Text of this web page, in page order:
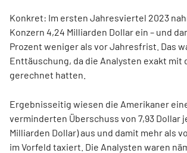
Konkret: Im ersten Jahresviertel 2023
Konzern 4,24 Milliarden Dollar ein – und
Prozent weniger als vor Jahresfrist. Das
Enttäuschung, da die Analysten exakt mit
gerechnet hatten.
Ergebnisseitig wiesen die Amerikaner
verminderten Überschuss von 7,93 Dollar
Milliarden Dollar) aus und damit mehr als
im Vorfeld taxiert. Die Analysten waren